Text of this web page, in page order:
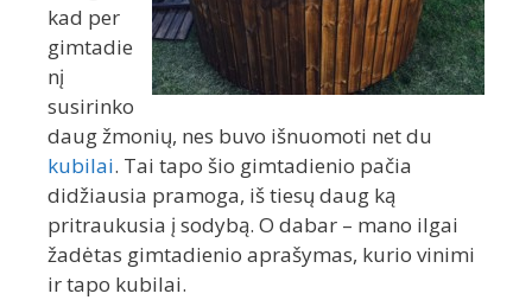
kad per
gimtadie
nį
susirinko
daug žmonių, nes buvo išnuomoti net du
kubilai. Tai tapo šio gimtadienio pačia
didžiausia pramoga, iš tiesų daug ką
pritraukusia į sodybą. O dabar – mano ilgai
žadėtas gimtadienio aprašymas, kurio vinimi
ir tapo kubilai.